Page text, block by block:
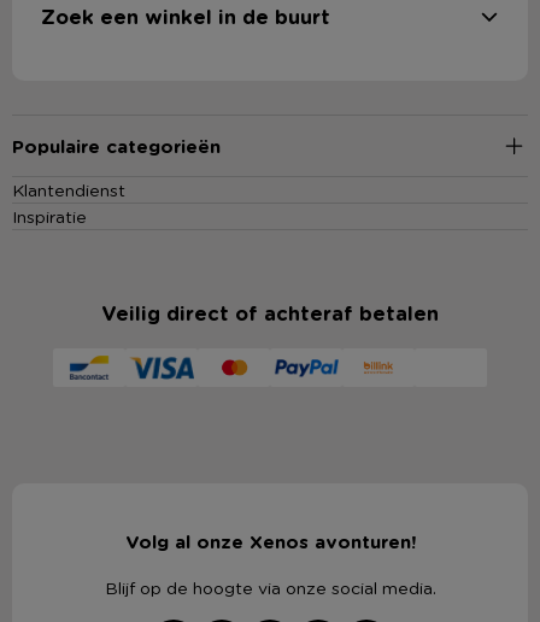
Zoek een winkel in de buurt
Populaire categorieën
Klantendienst
Inspiratie
Veilig direct of achteraf betalen
Volg al onze Xenos avonturen!
Blijf op de hoogte via onze social media.